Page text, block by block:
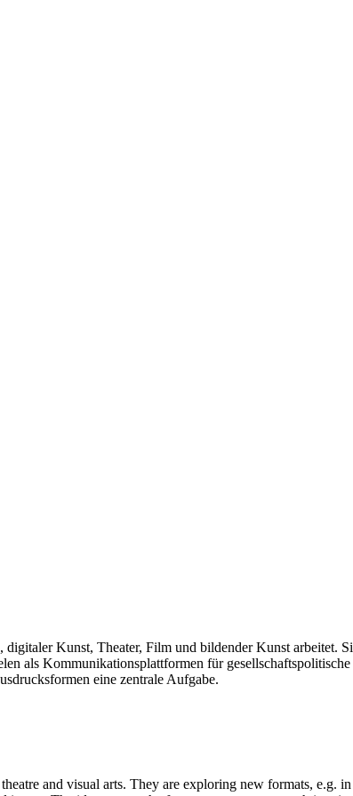
Kunst, Theater, Film und bildender Kunst arbeitet.
als Kommunikationsplattformen für
eine zentrale Aufgabe.
and visual arts. They are exploring new formats, e.g.